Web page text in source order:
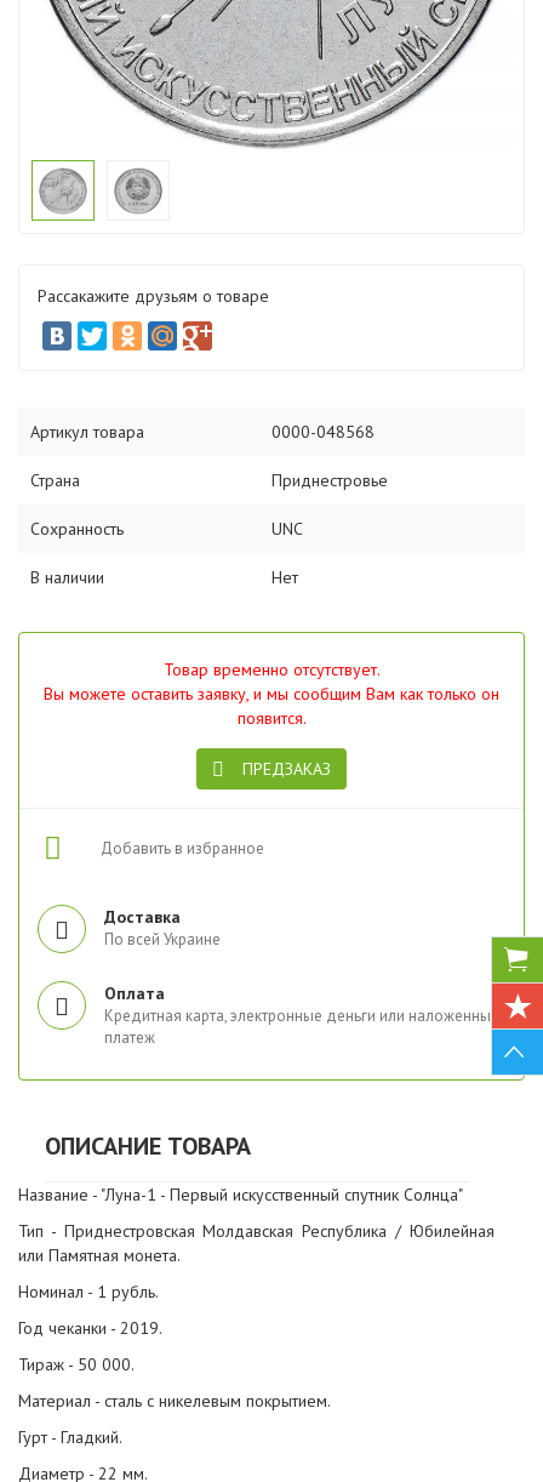
Рассакажите друзьям о товаре
Артикул товара 0000-048568
Страна Приднестровье
Сохранность UNC
В наличии Нет
Товар временно отсутствует.
Вы можете оставить заявку, и мы сообщим Вам как только он
появится.
ПРЕДЗАКАЗ
Добавить в избранное
Доставка
По всей Украине
Оплата
Кредитная карта, электронные деньги или наложенный
платеж
ОПИСАНИЕ ТОВАРА
Название - "Луна-1 - Первый искусственный спутник Солнца"
Тип - Приднестровская Молдавская Республика / Юбилейная
или Памятная монета.
Номинал - 1 рубль.
Год чеканки - 2019.
Тираж - 50 000.
Материал - сталь с никелевым покрытием.
Гурт - Гладкий.
Диаметр - 22 мм.